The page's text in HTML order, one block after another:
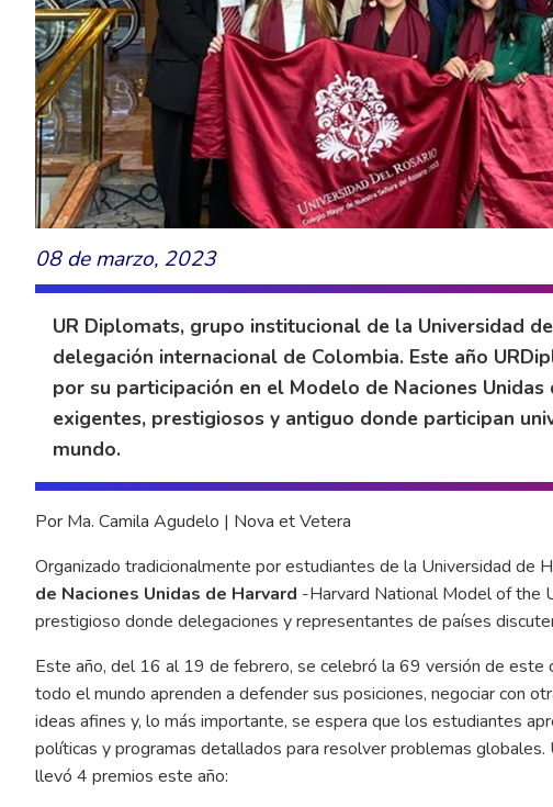
08 de marzo, 2023
UR Diplomats, grupo institucional de la Universidad
delegación internacional de Colombia. Este año
por su participación en el Modelo de Naciones
exigentes, prestigiosos y antiguo donde participan
mundo.
Por Ma. Camila Agudelo | Nova et Vetera
Organizado tradicionalmente por estudiantes de la Universidad de
de Naciones Unidas de Harvard -Harvard National Model of the
prestigioso donde delegaciones y representantes de países
Este año, del 16 al 19 de febrero, se celebró la 69 versión de este
todo el mundo aprenden a defender sus posiciones, negociar con
ideas afines y, lo más importante, se espera que los estudiantes
políticas y programas detallados para resolver problemas
llevó 4 premios este año: